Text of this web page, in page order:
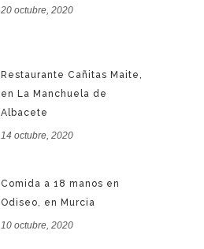
20 octubre, 2020
Restaurante Cañitas Maite,
en La Manchuela de
Albacete
14 octubre, 2020
Comida a 18 manos en
Odiseo, en Murcia
10 octubre, 2020